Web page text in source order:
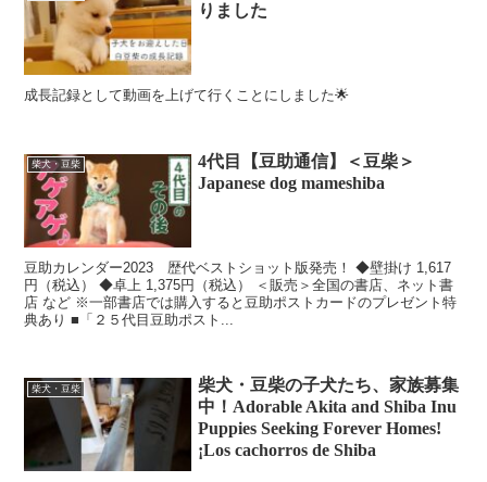
りました
成長記録として動画を上げて行くことにしました🌟
柴犬・豆柴
4代目【豆助通信】＜豆柴＞
Japanese dog mameshiba
豆助カレンダー2023 歴代ベストショット版発売！ ◆壁掛け 1,617
円（税込） ◆卓上 1,375円（税込） ＜販売＞全国の書店、ネット書
店 など ※⼀部書店では購⼊すると⾖助ポストカードのプレゼント特
典あり ■「２５代⽬⾖助ポスト...
柴犬・豆柴
柴犬・豆柴の子犬たち、家族募集
中！Adorable Akita and Shiba Inu
Puppies Seeking Forever Homes!
¡Los cachorros de Shiba